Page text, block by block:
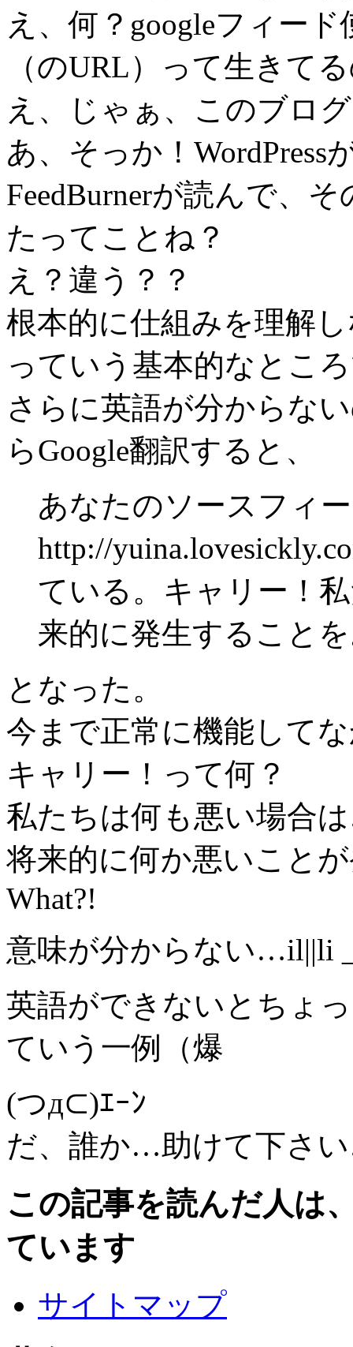
え、何？googleフィー
（のURL）って生きて
え、じゃぁ、このブロ
あ、そっか！
FeedBurnerが読んで、
たってことね？
え？違う？？
根本的に仕組みを理解
っていう基本的なとこ
さらに英語が分からな
らGoogle翻訳すると、
あなたのソースフィ
http://
ている。キャリー！
来的に発生すること
となった。
今まで正常に機能して
キャリー！って何？
私たちは何も悪い場合
将来的に何か悪いこと
What?!
意味が分からない…il||li
英語ができないとちょ
ていう一例（爆
(つд⊂)ｴｰﾝ
だ、誰か…助けて下さ
この記事を読んだ人は
ています
サイトマップ